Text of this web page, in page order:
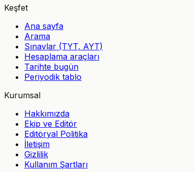
Keşfet
Ana sayfa
Arama
Sınavlar (TYT, AYT)
Hesaplama araçları
Tarihte bugün
Periyodik tablo
Kurumsal
Hakkımızda
Ekip ve Editör
Editöryal Politika
İletişim
Gizlilik
Kullanım Şartları